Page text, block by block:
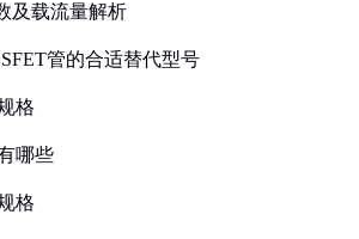
及载流量解析
管的合适替代型号
格
哪些
格